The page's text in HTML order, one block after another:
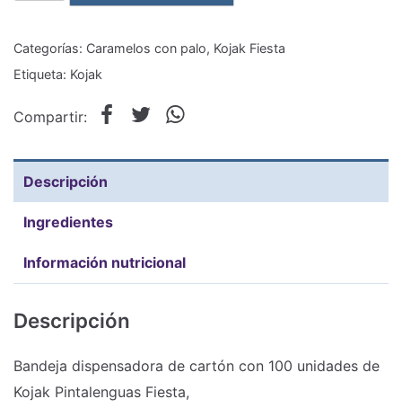
Pintalenguas
unidades
Categorías: Caramelos con palo, Kojak Fiesta
Etiqueta: Kojak
Compartir:
Descripción
Ingredientes
Información nutricional
Descripción
Bandeja dispensadora de cartón con 100 unidades de
Kojak Pintalenguas Fiesta,